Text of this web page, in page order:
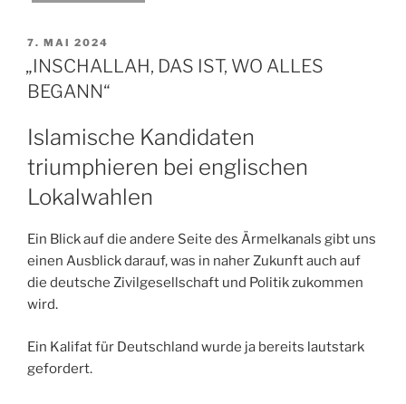
VERÖFFENTLICHT
AM
7. MAI 2024
„INSCHALLAH, DAS IST, WO ALLES
BEGANN“
Islamische Kandidaten
triumphieren bei englischen
Lokalwahlen
Ein Blick auf die andere Seite des Ärmelkanals gibt uns
einen Ausblick darauf, was in naher Zukunft auch auf
die deutsche Zivilgesellschaft und Politik zukommen
wird.
Ein Kalifat für Deutschland wurde ja bereits lautstark
gefordert.